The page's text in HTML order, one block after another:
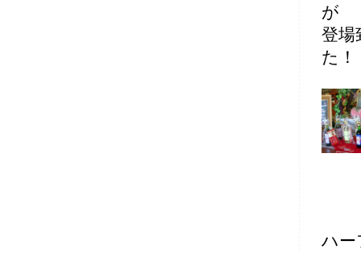
が
登場
た！
ハー